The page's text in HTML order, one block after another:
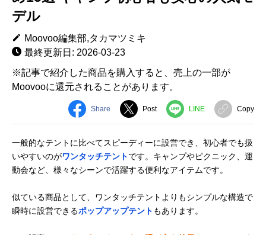
デル
Moovoo編集部,タカマツミキ
最終更新日: 2026-03-23
※記事で紹介した商品を購入すると、売上の一部が
Moovooに還元されることがあります。
Share Post LINE Copy
一般的なテントに比べてスピーディーに設営でき、初心者でも扱
いやすいのがワンタッチテントです。キャンプやピクニック、運
動会など、様々なシーンで活躍する便利なアイテムです。
似ている商品として、ワンタッチテントよりもシンプルな構造で
瞬時に設営できるポップアップテント もあります。